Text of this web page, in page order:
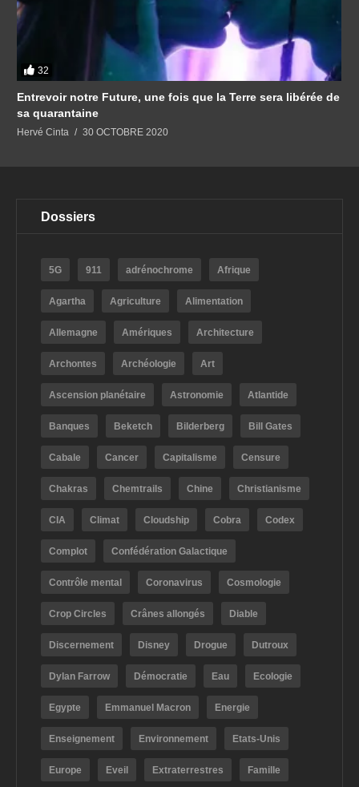
32
Entrevoir notre Future, une fois que la Terre sera libérée de
sa quarantaine
Hervé Cinta 30 OCTOBRE 2020
Dossiers
5G 911 adrénochrome Afrique
Agartha Agriculture Alimentation
Allemagne Amériques Architecture
Archontes Archéologie Art
Ascension planétaire Astronomie Atlantide
Banques Beketch Bilderberg Bill Gates
Cabale Cancer Capitalisme Censure
Chakras Chemtrails Chine Christianisme
CIA Climat Cloudship Cobra Codex
Complot Confédération Galactique
Contrôle mental Coronavirus Cosmologie
Crop Circles Crânes allongés Diable
Discernement Disney Drogue Dutroux
Dylan Farrow Démocratie Eau Ecologie
Egypte Emmanuel Macron Energie
Enseignement Environnement Etats-Unis
Europe Eveil Extraterrestres Famille